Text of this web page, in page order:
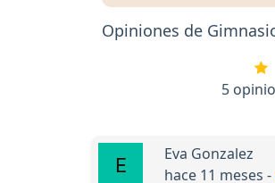
Opiniones de
5
Eva Gonzalez
hace 11 meses -